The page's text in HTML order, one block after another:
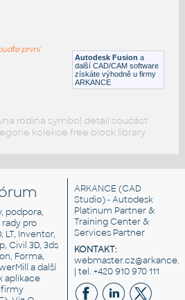
Autodesk Fusion a
další CAD/CAM software
získáte výhodně u firmy
ARKANCE
první
rodina symbol detail součást
kolekce free block library
podpora,
pro
LT, Inventor,
Civil 3D, 3ds
Forma,
a další
aplikace
ARKANCE (CAD
Studio) - Autodesk
Platinum Partner &
Training Center &
Services Partner
KONTAKT:
| tel. +420 910 970 111